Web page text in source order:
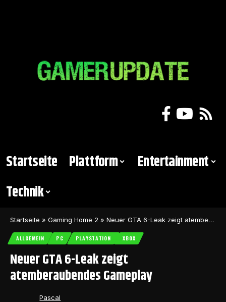
Startseite Plattform
Entertainment
Technik
Startseite » Gaming Home 2 » Neuer GTA 6-Leak zeigt atemberaubendes Gameplay
ALLGEMEIN PC PLAYSTATION XBOX
Neuer GTA 6-Leak zeigt
atemberaubendes Gameplay
Pascal